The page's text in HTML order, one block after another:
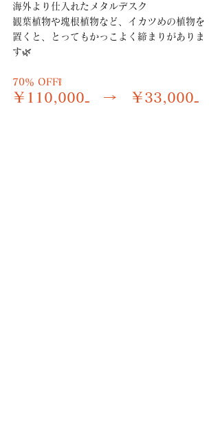
海外より仕入れたメタルデスク
観葉植物や塊根植物など、イカツめの植物を
置くと、とってもかっこよく締まりがありま
す🌿
70％ OFF❕
￥110,000₋　→　￥33,000₋